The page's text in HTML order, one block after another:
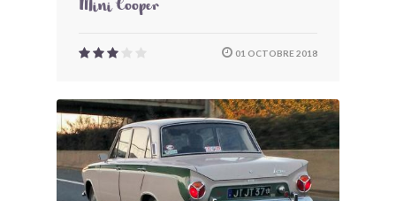
Mini Cooper
01 OCTOBRE 2018